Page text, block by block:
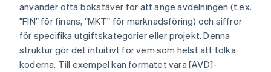
använder ofta bokstäver för att ange avdelningen (t.ex.
"FIN" för finans, "MKT" för marknadsföring) och siffror
för specifika utgiftskategorier eller projekt. Denna
struktur gör det intuitivt för vem som helst att tolka
koderna. Till exempel kan formatet vara [AVD]-